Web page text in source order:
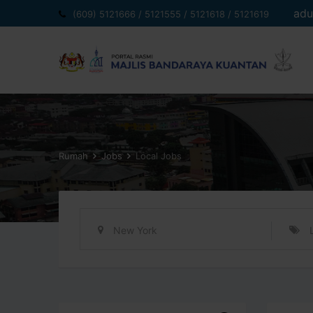
ke
(609) 5121666 / 5121555 / 5121618 / 5121619
Rumah Jobs Local Jobs
New York